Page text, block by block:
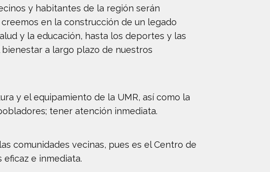
y habitantes de la región serán
en la construcción de un legado
y la educación, hasta los deportes y las
a largo plazo de nuestros
y el equipamiento de la UMR, así como la
tener atención inmediata.
comunidades vecinas, pues es el Centro de
e inmediata.